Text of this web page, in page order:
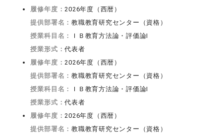
履修年度：2026年度（西暦）
提供部署名：教職教育研究センター（資格）
授業科目名：
ＩＢ教育方法論・評価論I
授業形式：代表者
履修年度：2026年度（西暦）
提供部署名：教職教育研究センター（資格）
授業科目名：
ＩＢ教育方法論・評価論I
授業形式：代表者
履修年度：2026年度（西暦）
提供部署名：教職教育研究センター（資格）